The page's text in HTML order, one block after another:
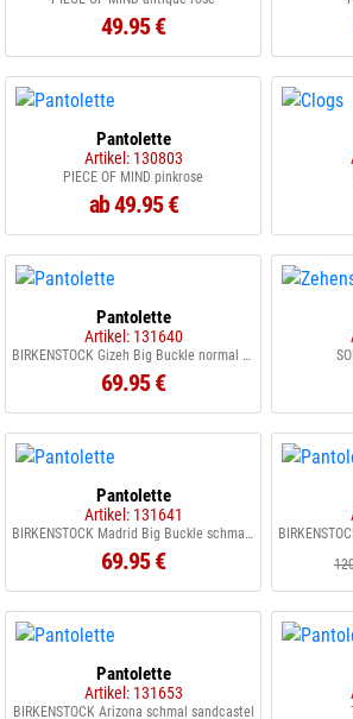
49.95 €
Pantolette
Artikel: 130803
PIECE OF MIND pinkrose
ab 49.95 €
Pantolette
Artikel: 131640
BIRKENSTOCK Gizeh Big Buckle normal black
69.95 €
Pantolette
Artikel: 131641
BIRKENSTOCK Madrid Big Buckle schmal gray taupe
69.95 €
Pantolette
Artikel: 131653
BIRKENSTOCK Arizona schmal sandcastel